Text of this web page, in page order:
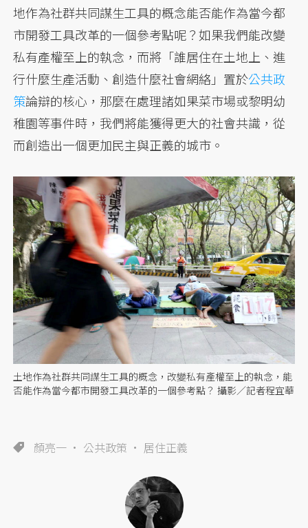
地作為社群共同謀生工具的概念能否能作為當今都
市開發工具改革的一個參考點呢？如果我們能改變
私有產權至上的執念，而將「誰居住在土地上、進
行什麼生產活動、創造什麼社會網絡」置於公共政
策論辯的核心，那麼在處理諸如果菜市場或黎明幼
稚園等事件時，我們將能獲得更大的社會共識，從
而創造出一個更加民主與正義的城市。
土地作為社群共同謀生工具的概念，改變私有產權至上的執念，能
否能作為當今都市開發工具改革的一個參考點？ 攝影／記者程宜華
顏亮一 公共政策 居住正義